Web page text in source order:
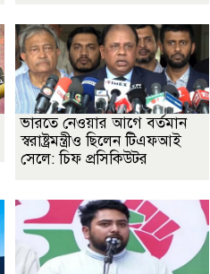
ভারতে নেওয়ার আগে বর্তমান
স্বরাষ্ট্রমন্ত্রীও ছিলেন টিএফআই
সেলে: চিফ প্রসিকিউটর